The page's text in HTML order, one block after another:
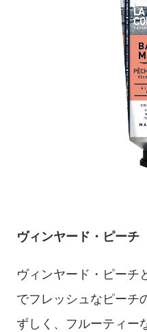
ヴィンヤード・ピーチ
ヴィンヤード・ピーチ
でフレッシュなピーチ
ずしく、フルーティー